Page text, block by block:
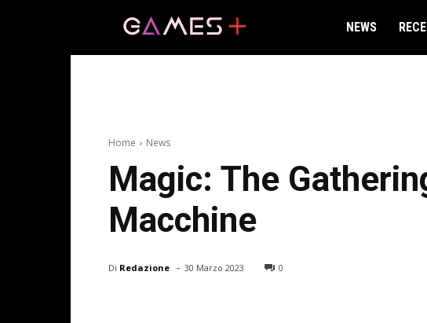
NEWS
Home News
Magic: The
Macchine
Di Redazione - 30 Marzo 2023 0